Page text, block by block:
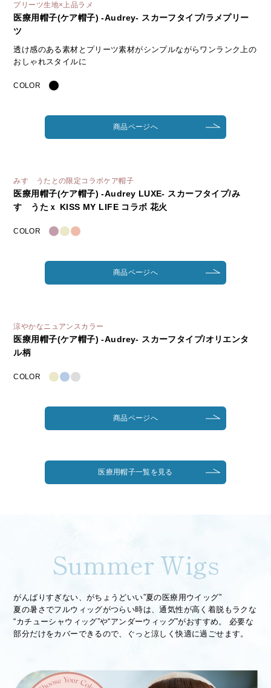
プリーツ生地×上品ラメ
医療用帽子(ケア帽子) -Audrey- スカーフタイプ/ラメプリー
ツ
透け感のある素材とプリーツ素材がシンプルながらワンランク上の
おしゃれスタイルに
COLOR
商品ページへ
みすゞうたとの限定コラボケア帽子
医療用帽子(ケア帽子) -Audrey LUXE- スカーフタイプ/み
すゞうたｘ KISS MY LIFE コラボ 花火
COLOR
商品ページへ
涼やかなニュアンスカラー
医療用帽子(ケア帽子) -Audrey- スカーフタイプ/オリエンタ
ル柄
COLOR
商品ページへ
医療用帽子一覧を見る
Summer Wigs
がんばりすぎない、がちょうどいい”夏の医療用ウイッグ”
夏の暑さでフルウィッグがつらい時は、通気性が高く着脱もラクな
“カチューシャウィッグ”や“アンダーウィッグ”がおすすめ。
必要な
部分だけをカバーできるので、ぐっと涼しく快適に過ごせます。